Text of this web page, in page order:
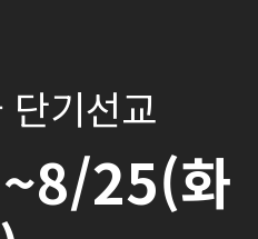
단기선교
25(화